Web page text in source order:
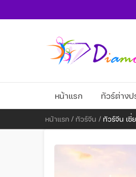
หน้าแรก ทัวร์ต่างป
หน้าแรก / ทัวร์จีน / ทัวร์จีน เซี่